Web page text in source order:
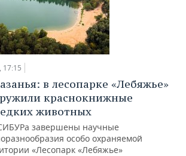
17:15
в лесопарке «Лебяжье»
краснокнижные
животных
завершены научные
особо охраняемой
«Лесопарк «Лебяжье»